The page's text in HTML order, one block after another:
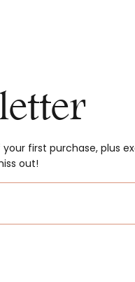
your first purchase, plus
out!